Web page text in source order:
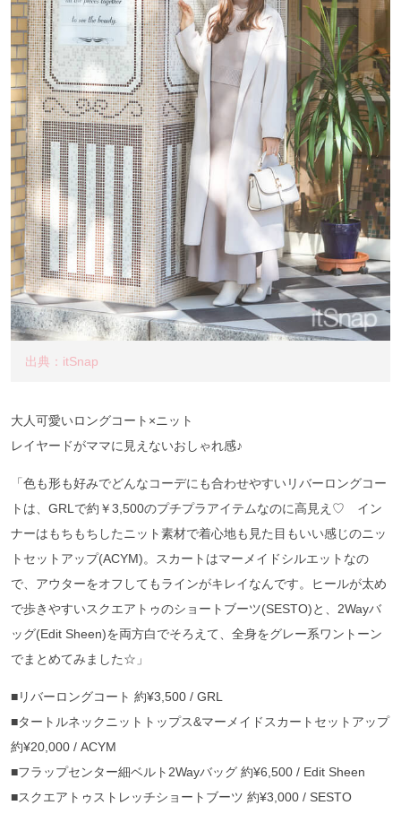
出典：itSnap
大人可愛いロングコート×ニット
レイヤードがママに見えないおしゃれ感♪
「色も形も好みでどんなコーデにも合わせやすいリバーロングコー
トは、GRLで約￥3,500のプチプラアイテムなのに高見え♡ イン
ナーはもちもちしたニット素材で着心地も見た目もいい感じのニッ
トセットアップ(ACYM)。スカートはマーメイドシルエットなの
で、アウターをオフしてもラインがキレイなんです。ヒールが太め
で歩きやすいスクエアトゥのショートブーツ(SESTO)と、2Wayバ
ッグ(Edit Sheen)を両方白でそろえて、全身をグレー系ワントーン
でまとめてみました☆」
■リバーロングコート 約¥3,500 / GRL
■タートルネックニットトップス&マーメイドスカートセットアップ
約¥20,000 / ACYM
■フラップセンター細ベルト2Wayバッグ 約¥6,500 / Edit Sheen
■スクエアトゥストレッチショートブーツ 約¥3,000 / SESTO